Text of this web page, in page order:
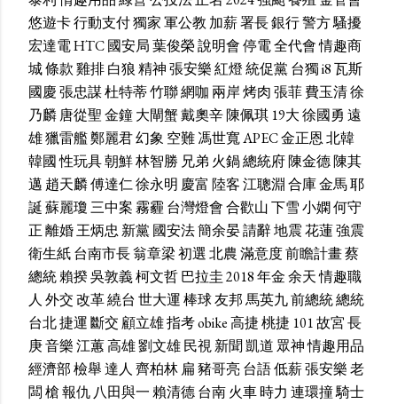
悠遊卡行動支付獨家軍公教 加薪署長銀行警方騷擾
宏達電HTC國安局葉俊榮說明會停電全代會情趣商
城條款雞排白狼精神張安樂紅燈統促黨台獨i8瓦斯
國慶張忠謀杜特蒂竹聯網咖 兩岸烤肉張菲費玉清徐
乃麟唐從聖金鐘大閘蟹戴奧辛陳佩琪 19大徐國勇 遠
雄獵雷艦鄭麗君幻象 空難馮世寬APEC金正恩北韓
韓國性玩具朝鮮林智勝 兄弟 火鍋總統府陳金德陳其
邁 趙天麟傅達仁徐永明 慶富 陸客江聰淵合庫金馬耶
誕蘇麗瓊三中案霧霾 台灣燈會合歡山下雪小嫻何守
正離婚王炳忠 新黨國安法簡余晏請辭地震花蓮強震
衛生紙台南市長翁章梁初選北農滿意度前瞻計畫蔡
總統賴揆吳敦義柯文哲巴拉圭2018年金余天情趣職
人 外交改革繞台 世大運棒球友邦馬英九前總統總統
台北捷運斷交 顧立雄指考obike高捷桃捷 101故宮長
庚音樂江蕙高雄劉文雄民視新聞凱道 眾神情趣用品
經濟部檢舉達人 齊柏林 扁豬哥亮台語低薪張安樂老
闆槍報仇 八田與一賴清德台南火車時力 連環撞騎士